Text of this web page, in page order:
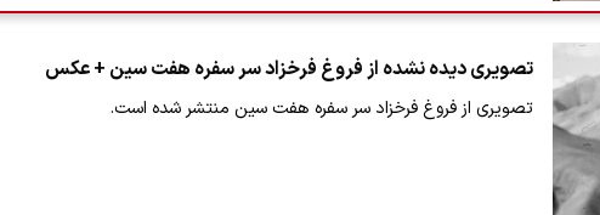
تصویری دیده نشده از فروغ فرخزاد سر سفره هفت سین + عکس
تصویری از فروغ فرخزاد سر سفره هفت سین منتشر شده است.